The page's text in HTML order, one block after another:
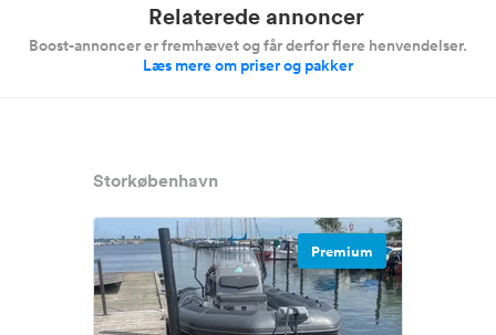
Relaterede annoncer
Boost-annoncer er fremhævet og får derfor flere henvendelser.
Læs mere om priser og pakker
Storkøbenhavn
Premium